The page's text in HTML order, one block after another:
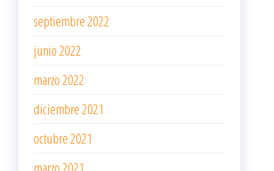
septiembre 2022
junio 2022
marzo 2022
diciembre 2021
octubre 2021